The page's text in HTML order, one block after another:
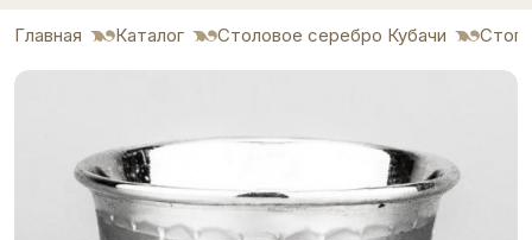
Главная Каталог Столовое серебро Кубачи